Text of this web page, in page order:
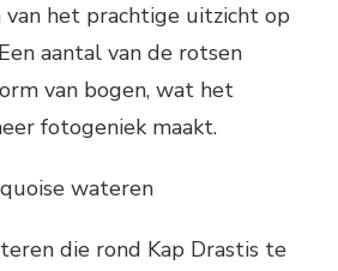
van het prachtige uitzicht op
aantal van de rotsen
van bogen, wat het
fotogeniek maakt.
wateren
die rond Kap Drastis te